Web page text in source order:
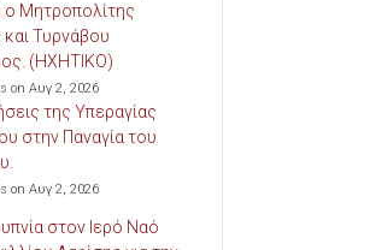
ο Μητροπολίτης
Τυρνάβου
(ΗΧΗΤΙΚΟ)
on Αυγ 2, 2026
της Υπεραγίας
στην Παναγία του
on Αυγ 2, 2026
στον Ιερό Ναό